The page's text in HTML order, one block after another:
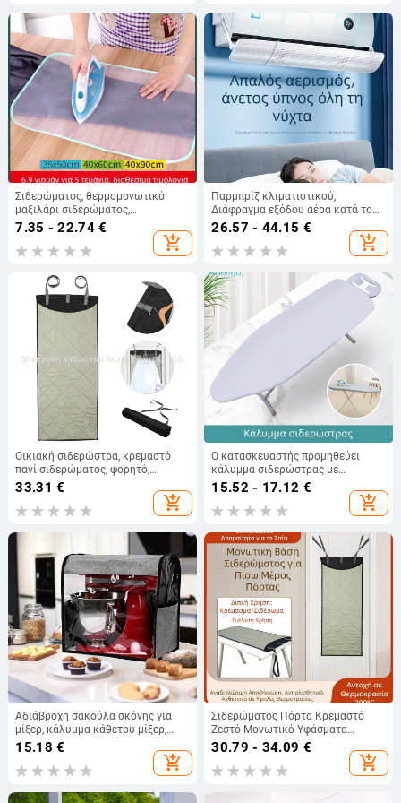
Σιδερώματος, θερμομονωτικό
μαξιλάρι σιδερώματος,
σιδερώστρα, παχύρρευστο ύφασμα
σιδερώματος, θερμομονωτικό
πλέγμα, ζεστά ρούχα,
προστατευτικό δίχτυ ενδυμάτων
7.35 - 22.74€
add_shopping_cart
Παρμπρίζ κλιματιστικού,
Διάφραγμα εξόδου αέρα κατά του
άμεσου χτυπήματος, Κουρτίνα
οδηγού ανέμου, Παρμπρίζ γενικής
χρήσης Midea Green
26.57 - 44.15 €
add_shopping_cart
Οικιακή σιδερώστρα, κρεμαστό
πανί σιδερώματος, φορητό,
πτυσσόμενο, σιδερώστρα,
σιδερώστρα με μονωτικό ύφασμα,
κρεμαστό πανί σιδερώματος,
πτυσσόμενο, σιδερώστρα
33.31 €
add_shopping_cart
Ο κατασκευαστής προμηθεύει
κάλυμμα σιδερώστρας με
επάργυρη επίστρωση, κάλυμμα
ανθεκτικό στη σκόνη, κάλυμμα
θερμοκρασίες, διασυνοριακή
χονδρική πώληση κατά
παραγγελία
15.52 - 17.12 €
add_shopping_cart
Αδιάβροχη σακούλα σκόνης για
μίξερ, κάλυμμα κάθετου μίξερ,
βοηθητικό προστατευτικό
κάλυμμα μίξερ κουζίνας από PVC,
αδιάβροχο και ανθεκτικό
15.18 €
add_shopping_cart
Σιδερώματος Πόρτα Κρεμαστό
Ζεστό Μονωτικό Υφάσματα
Σιδερώματος Φορητή Σιδερώστρα
Οικιακό Σιδερώματος Πυκνό
Πτυσσόμενο
30.79 - 34.09 €
add_shopping_cart